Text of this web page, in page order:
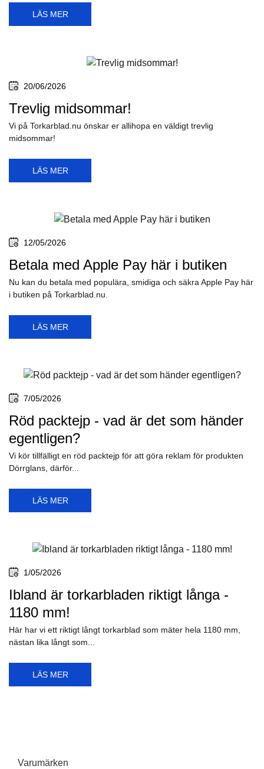
LÄS MER
20/06/2026
Trevlig midsommar!
Vi på Torkarblad.nu önskar er allihopa en väldigt trevlig
midsommar!
LÄS MER
12/05/2026
Betala med Apple Pay här i butiken
Nu kan du betala med populära, smidiga och säkra Apple Pay här
i butiken på Torkarblad.nu.
LÄS MER
7/05/2026
Röd packtejp - vad är det som händer
egentligen?
Vi kör tillfälligt en röd packtejp för att göra reklam för produkten
Dörrglans, därför...
LÄS MER
1/05/2026
Ibland är torkarbladen riktigt långa -
1180 mm!
Här har vi ett riktigt långt torkarblad som mäter hela 1180 mm,
nästan lika långt som...
LÄS MER
Varumärken